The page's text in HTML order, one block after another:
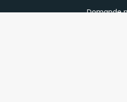
Domande